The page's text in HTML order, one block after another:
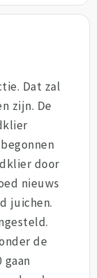
Dat zal
zijn. De
door
nieuws
juichen.
de